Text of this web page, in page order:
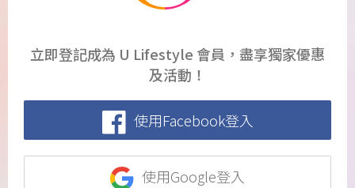
立即登記成為 U Lifestyle 會員，盡享獨家優惠
及活動！
使用Facebook登入
使用Google登入